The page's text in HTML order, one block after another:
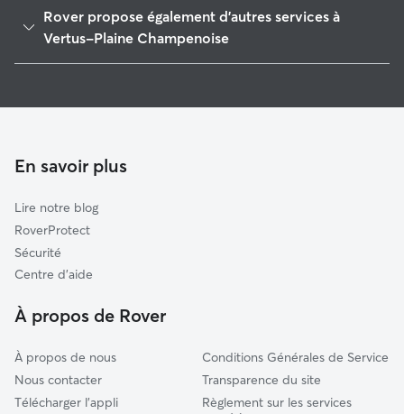
Le Mesnil-sur-Oger
Dormans-Paysages de Champagne
Châlons-en-Champagne
Mourmelon-Vesle et Monts de Champagne
Dormans
Rilly-la-Montagne
Rover propose également d'autres services à
Vertus-Plaine Champenoise
En savoir plus
Lire notre blog
RoverProtect
Sécurité
Centre d'aide
À propos de Rover
À propos de nous
Nous contacter
Télécharger l'appli
Conditions Générales de Service
Transparence du site
Règlement sur les services